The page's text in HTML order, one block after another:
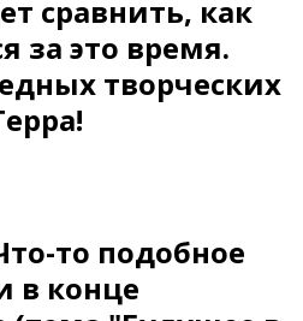
сравнить, как
за это время.
творческих
то подобное
в конце